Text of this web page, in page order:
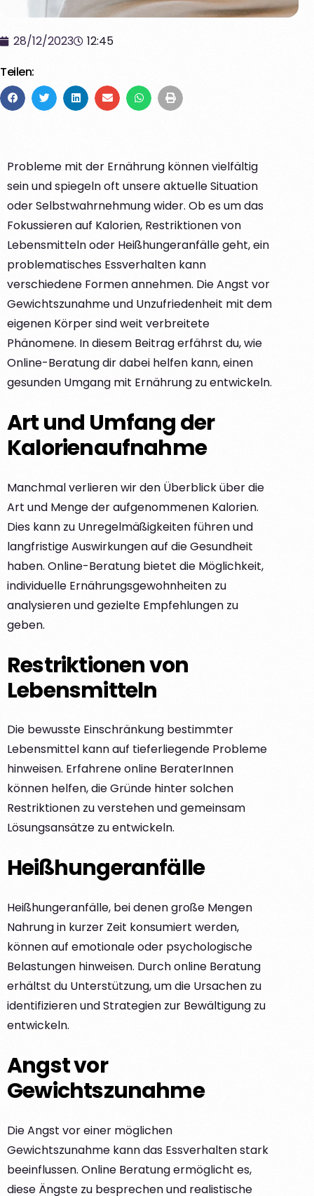
28/12/2023
12:45
Teilen:
Probleme mit der Ernährung können vielfältig
sein und spiegeln oft unsere aktuelle Situation
oder Selbstwahrnehmung wider. Ob es um das
Fokussieren auf Kalorien, Restriktionen von
Lebensmitteln oder Heißhungeranfälle geht, ein
problematisches Essverhalten kann
verschiedene Formen annehmen. Die Angst vor
Gewichtszunahme und Unzufriedenheit mit dem
eigenen Körper sind weit verbreitete
Phänomene. In diesem Beitrag erfährst du, wie
Online-Beratung dir dabei helfen kann, einen
gesunden Umgang mit Ernährung zu entwickeln.
Art und Umfang der
Kalorienaufnahme
Manchmal verlieren wir den Überblick über die
Art und Menge der aufgenommenen Kalorien.
Dies kann zu Unregelmäßigkeiten führen und
langfristige Auswirkungen auf die Gesundheit
haben. Online-Beratung bietet die Möglichkeit,
individuelle Ernährungsgewohnheiten zu
analysieren und gezielte Empfehlungen zu
geben.
Restriktionen von
Lebensmitteln
Die bewusste Einschränkung bestimmter
Lebensmittel kann auf tieferliegende Probleme
hinweisen. Erfahrene online BeraterInnen
können helfen, die Gründe hinter solchen
Restriktionen zu verstehen und gemeinsam
Lösungsansätze zu entwickeln.
Heißhungeranfälle
Heißhungeranfälle, bei denen große Mengen
Nahrung in kurzer Zeit konsumiert werden,
können auf emotionale oder psychologische
Belastungen hinweisen. Durch online Beratung
erhältst du Unterstützung, um die Ursachen zu
identifizieren und Strategien zur Bewältigung zu
entwickeln.
Angst vor
Gewichtszunahme
Die Angst vor einer möglichen
Gewichtszunahme kann das Essverhalten stark
beeinflussen. Online Beratung ermöglicht es,
diese Ängste zu besprechen und realistische